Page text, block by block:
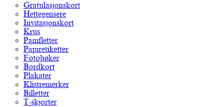
Gratulasjonskort
Hettegensere
Invitasjonskort
Krus
Pamfletter
Papiretiketter
Fotobøker
Bordkort
Plakater
Klistremerker
Billetter
T-skjorter